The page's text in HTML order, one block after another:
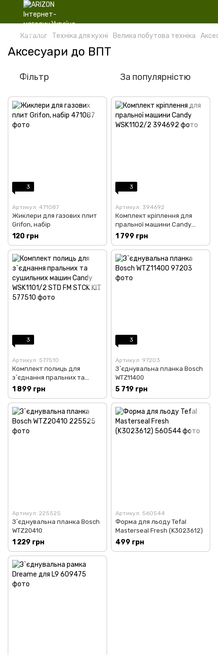
Каталог Техніка для кухні Велика побутова техніка
Аксесуари до ВПТ
Фільтр За популярністю
3
Артикул: 471087
Жиклери для газових плит
Grifon, набір
120 грн
3
Артикул: 394692
Комплект кріплення для
пральної машини Candy
WSK1102/2
1 799 грн
3
Артикул: 577510
Комплект полиць для
з`єднання пральних та
сушильних машин Candy
WSK1101/2 STD FM STCK KIT
1 899 грн
3
Артикул: 97203
З`єднувальна планка Bosch
WTZ11400
5 719 грн
Артикул: 225525
З`єднувальна планка Bosch
WTZ20410
1 229 грн
Артикул: 560544
Форма для льоду Tefal
Masterseal Fresh (K3023612)
499 грн